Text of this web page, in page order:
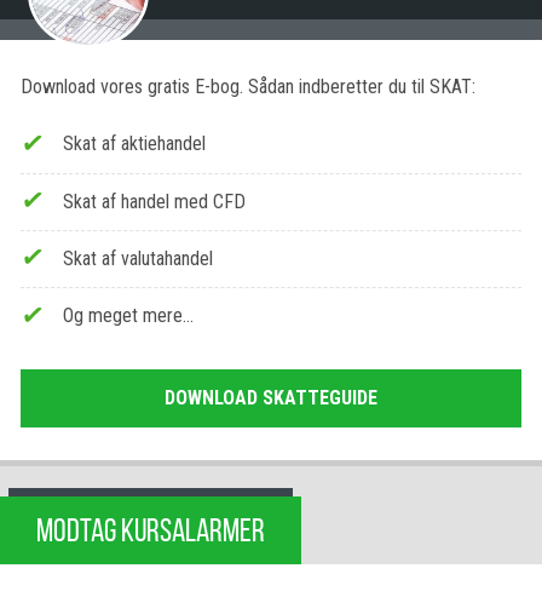
Download vores gratis E-bog. Sådan indberetter du til SKAT:
Skat af aktiehandel
Skat af handel med CFD
Skat af valutahandel
Og meget mere…
DOWNLOAD SKATTEGUIDE
MODTAG KURSALARMER